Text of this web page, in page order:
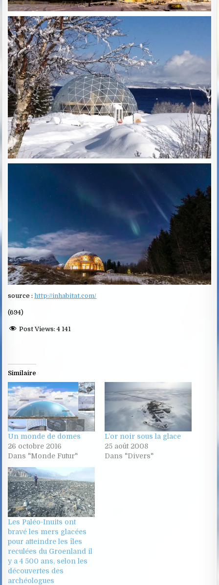
source :http://inhabitat.com/
(694)
Post Views: 4 141
Similaire
Un monde de domes
26 octobre 2016
Dans "Monde Futur"
L’or noir sous la glace
25 août 2008
Dans "Divers"
Les Paléo-Inuits ont
bravé les mers glacées
pour atteindre les îles
reculées du Groenland il
y a 4 500 ans, selon les
découvertes des
archéologues